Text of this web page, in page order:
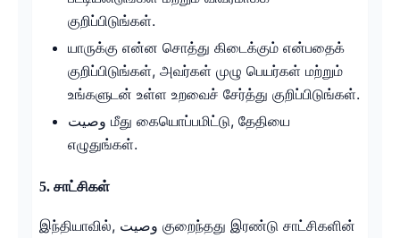
குறிப்பிடுங்கள்.
யாருக்கு என்ன சொத்து கிடைக்கும் என்பதைக்
குறிப்பிடுங்கள், அவர்கள் முழு பெயர்கள் மற்றும்
உங்களுடன் உள்ள உறவைச் சேர்த்து குறிப்பிடுங்கள்.
وصيت மீது கையொப்பமிட்டு, தேதியை
எழுதுங்கள்.
5. சாட்சிகள்
இந்தியாவில், وصيت குறைந்தது இரண்டு சாட்சிகளின்